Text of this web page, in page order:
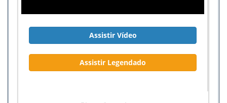
Assistir Vídeo
Assistir Legendado